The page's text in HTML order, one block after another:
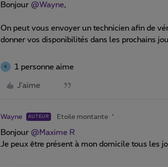
Bonjour ​ @Wayne,
On peut vous envoyer un technicien afin de
donner vos disponibilités dans les prochains
K 1 personne aime
J'aime
Wayne AUTEUR Etoile montante
Bonjour ​ @Maxime R
Je peux être présent à mon domicile tous les